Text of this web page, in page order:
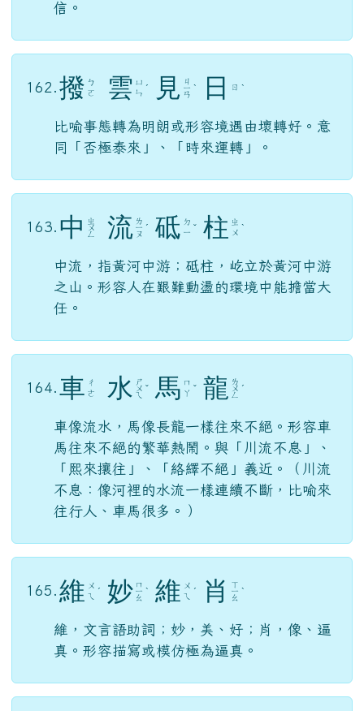
信。
162. 撥 ㄅ
ㄛ
雲 ㄩ
ㄣ ˊ 見 ㄐ
ㄧ
ㄢ
ˋ 日 ㄖ ˋ
比喻事態轉為明朗或形容境遇由壞轉好。意
同「否極泰來」、「時來運轉」。
163. 中 ㄓ
ㄨ
ㄥ 流 ㄌ
ㄧ
ㄡ
ˊ 砥 ㄉ
ㄧ ˇ 柱 ㄓ
ㄨ ˋ
中流，指黃河中游；砥柱，屹立於黃河中游
之山。形容人在艱難動盪的環境中能擔當大
任。
164. 車 ㄔ
ㄜ
水 ㄕ
ㄨ
ㄟ
ˇ 馬 ㄇ
ㄚ ˇ 龍 ㄌ
ㄨ
ㄥ
ˊ
車像流水，馬像長龍一樣往來不絕。形容車
馬往來不絕的繁華熱鬧。與「川流不息」、
「熙來攘往」、「絡繹不絕」義近。（川流
不息：像河裡的水流一樣連續不斷，比喻來
往行人、車馬很多。）
165. 維 ㄨ
ㄟ
ˊ 妙 ㄇ
ㄧ
ㄠ
ˋ 維 ㄨ
ㄟ
ˊ 肖 ㄒ
ㄧ
ㄠ
ˋ
維，文言語助詞；妙，美、好；肖，像、逼
真。形容描寫或模仿極為逼真。